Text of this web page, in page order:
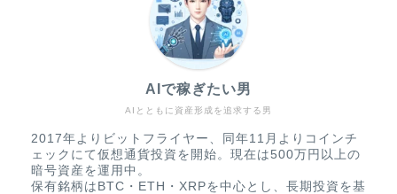
AIとともに資産形成を追求する男
AIで稼ぎたい男
2017年よりビットフライヤー、同年11月よりコインチ
ェックにて仮想通貨投資を開始。現在は500万円以上の
暗号資産を運用中。
保有銘柄はBTC・ETH・XRPを中心とし、長期投資を基